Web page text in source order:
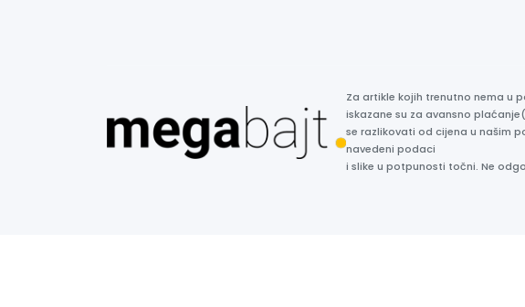
Za artikle kojih trenutno nema u
iskazane su za avansno
se razlikovati od cijena u našim
navedeni podaci
i slike u potpunosti točni. Ne